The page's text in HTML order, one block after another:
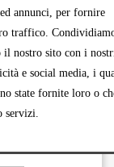
annunci, per fornire
traffico.
nostro sito con i
e social media, i
state fornite loro o
servizi.
